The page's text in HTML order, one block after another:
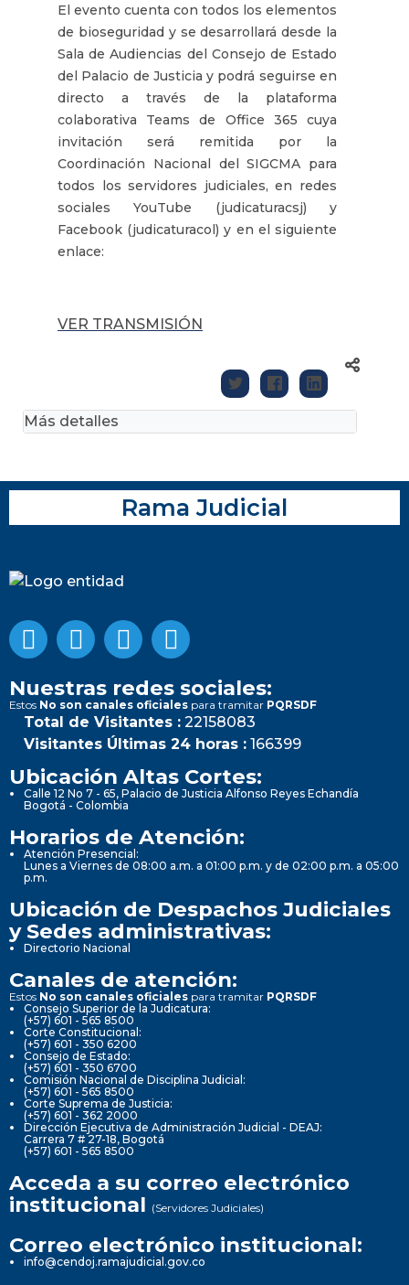
El evento cuenta con todos los elementos
de bioseguridad y se desarrollará desde la
Sala de Audiencias del Consejo de Estado
del Palacio de Justicia y podrá seguirse en
directo a través de la plataforma
colaborativa Teams de Office 365 cuya
invitación será remitida por la
Coordinación Nacional del SIGCMA para
todos los servidores judiciales, en redes
sociales YouTube (judicaturacsj) y
Facebook (judicaturacol) y en el siguiente
enlace:
VER TRANSMISIÓN
Más detalles
Rama Judicial
Nuestras redes sociales:
Estos No son canales oficiales para tramitar PQRSDF
Total de Visitantes : 22158083
Visitantes Últimas 24 horas : 166399
Ubicación Altas Cortes:
Calle 12 No 7 - 65, Palacio de Justicia Alfonso Reyes Echandía
Bogotá - Colombia
Horarios de Atención:
Atención Presencial:
Lunes a Viernes de 08:00 a.m. a 01:00 p.m. y de 02:00 p.m. a 05:00
p.m.
Ubicación de Despachos Judiciales
y Sedes administrativas:
Directorio Nacional
Canales de atención:
Estos No son canales oficiales para tramitar PQRSDF
Consejo Superior de la Judicatura:
(+57) 601 - 565 8500
Corte Constitucional:
(+57) 601 - 350 6200
Consejo de Estado:
(+57) 601 - 350 6700
Comisión Nacional de Disciplina Judicial:
(+57) 601 - 565 8500
Corte Suprema de Justicia:
(+57) 601 - 362 2000
Dirección Ejecutiva de Administración Judicial - DEAJ:
Carrera 7 # 27-18, Bogotá
(+57) 601 - 565 8500
Acceda a su correo electrónico
institucional (Servidores Judiciales)
Correo electrónico institucional:
info@cendoj.ramajudicial.gov.co